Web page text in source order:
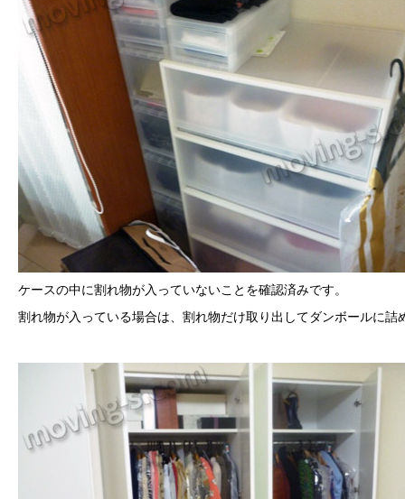
ケースの中に割れ物が入っていないことを確認済みです。
割れ物が入っている場合は、割れ物だけ取り出してダンボールに詰